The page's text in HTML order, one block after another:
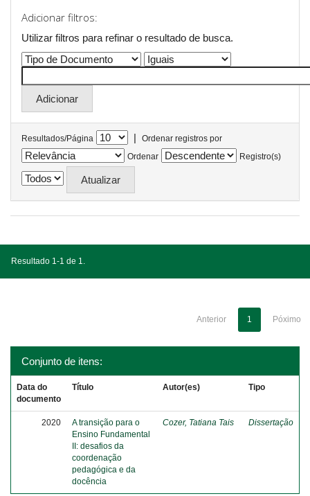
Adicionar filtros:
Utilizar filtros para refinar o resultado de busca.
Resultados/Página |
Ordenar registros por
Ordenar
Registro(s)
Resultado 1-1 de 1.
Anterior 1 Póximo
Conjunto de itens:
Data do
documento
Título Autor(es) Tipo
2020
A transição para o
Ensino Fundamental
II: desafios da
coordenação
pedagógica e da
docência
Cozer, Tatiana Tais Dissertação